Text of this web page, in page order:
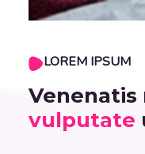
LOREM IPSUM
Venenatis
vulputate